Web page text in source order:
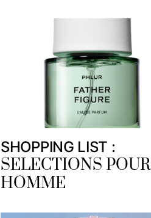
SHOPPING LIST :
SELECTIONS POUR
HOMME